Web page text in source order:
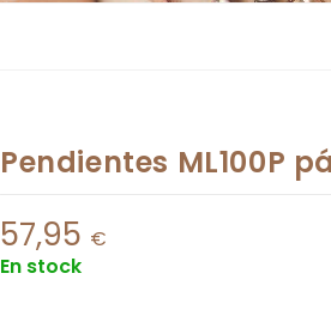
Pendientes ML100P
57,95 €
En stock